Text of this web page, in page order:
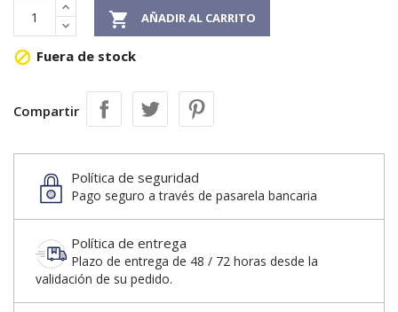
 AÑADIR AL CARRITO
 Fuera de stock
Compartir
Política de seguridad
Pago seguro a través de pasarela bancaria
Política de entrega
Plazo de entrega de 48 / 72 horas desde la
validación de su pedido.